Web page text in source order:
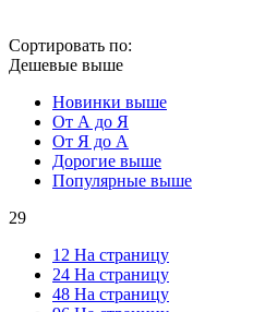
Сортировать по:
Дешевые выше
Новинки выше
От А до Я
От Я до А
Дорогие выше
Популярные выше
29
12 На страницу
24 На страницу
48 На страницу